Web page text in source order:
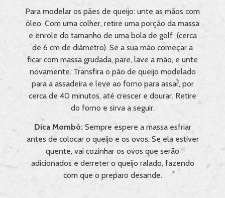
Para modelar os pães de queijo: unte as mãos com
óleo. Com uma colher, retire uma porção da massa
e enrole do tamanho de uma bola de golf (cerca
de 6 cm de diâmetro). Se a sua mão começar a
ficar com massa grudada, pare, lave a mão, e unte
novamente. Transfira o pão de queijo modelado
para a assadeira e leve ao forno para assar, por
cerca de 40 minutos, até crescer e dourar. Retire
do forno e sirva a seguir.
Dica Mombó: Sempre espere a massa esfriar
antes de colocar o queijo e os ovos. Se ela estiver
quente, vai cozinhar os ovos que serão
adicionados e derreter o queijo ralado, fazendo
com que o preparo desande.